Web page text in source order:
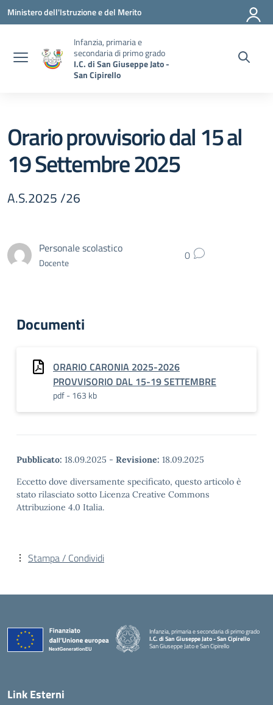
Vai ai contenuti
Vai al menu di navigazione
Vai al footer
Ministero dell'Istruzione e del Merito
Infanzia, primaria e
secondaria di primo grado
I.C. di San Giuseppe Jato -
San Cipirello
Orario provvisorio dal 15 al
19 Settembre 2025
A.S.2025 /26
Personale scolastico
Docente 0
Documenti
ORARIO CARONIA 2025-2026
PROVVISORIO DAL 15-19 SETTEMBRE
pdf - 163 kb
Pubblicato: 18.09.2025 - Revisione: 18.09.2025
Eccetto dove diversamente specificato, questo articolo è
stato rilasciato sotto Licenza Creative Commons
Attribuzione 4.0 Italia.
Stampa / Condividi
Infanzia, primaria e secondaria di primo grado
I.C. di San Giuseppe Jato - San Cipirello
San Giuseppe Jato e San Cipirello
Link Esterni